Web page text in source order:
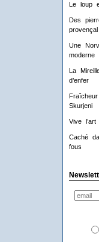
Le loup
Des
provençal
Une
moderne
La
d’enfer
Skurjeni
Vive
Caché
fous